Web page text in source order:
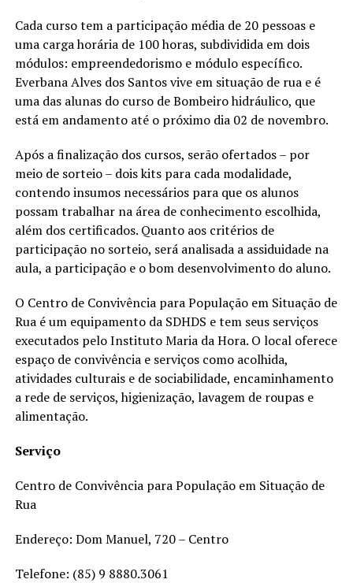
Cada curso tem a participação média de 20 pessoas e
uma carga horária de 100 horas, subdividida em dois
módulos: empreendedorismo e módulo específico.
Everbana Alves dos Santos vive em situação de rua e é
uma das alunas do curso de Bombeiro hidráulico, que
está em andamento até o próximo dia 02 de novembro.
Após a finalização dos cursos, serão ofertados – por
meio de sorteio – dois kits para cada modalidade,
contendo insumos necessários para que os alunos
possam trabalhar na área de conhecimento escolhida,
além dos certificados. Quanto aos critérios de
participação no sorteio, será analisada a assiduidade na
aula, a participação e o bom desenvolvimento do aluno.
O Centro de Convivência para População em Situação de
Rua é um equipamento da SDHDS e tem seus serviços
executados pelo Instituto Maria da Hora. O local oferece
espaço de convivência e serviços como acolhida,
atividades culturais e de sociabilidade, encaminhamento
a rede de serviços, higienização, lavagem de roupas e
alimentação.
Serviço
Centro de Convivência para População em Situação de
Rua
Endereço: Dom Manuel, 720 – Centro
Telefone: (85) 9 8880.3061